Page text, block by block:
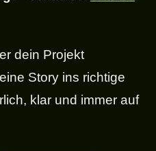
dein Projekt
Story ins richtige
klar und immer auf